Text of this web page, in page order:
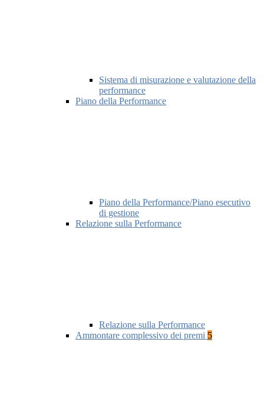
Sistema di misurazione e valutazione della
performance
Piano della Performance
Piano della Performance/Piano esecutivo
di gestione
Relazione sulla Performance
Relazione sulla Performance
Ammontare complessivo dei premi 5